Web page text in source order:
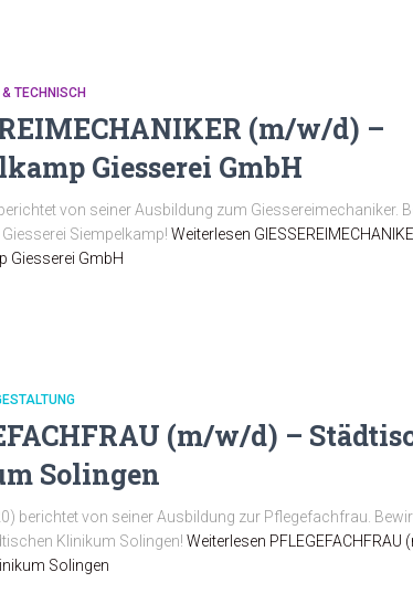
TECHNISCH
(m/w/d) –
Giesserei GmbH
von seiner Ausbildung zum Giessereimechaniker.
Siempelkamp! Weiterlesen
Giesserei GmbH
(m/w/d) –
Solingen
berichtet von seiner Ausbildung zur Pflegefachfrau.
Klinikum Solingen! Weiterlesen
Solingen